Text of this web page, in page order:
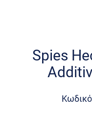
beginningSpies